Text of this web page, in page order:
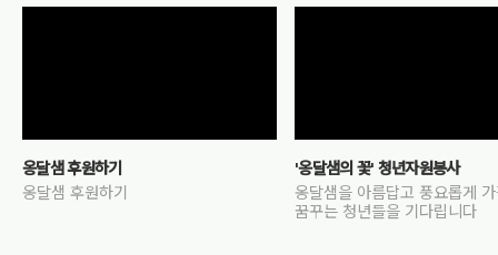
옹달샘 후원하기
옹달샘 후원하기
'옹달샘의 꽃' 청년자원봉사
옹달샘을 아름답고 풍요롭게
꿈꾸는 청년들을 기다립니다